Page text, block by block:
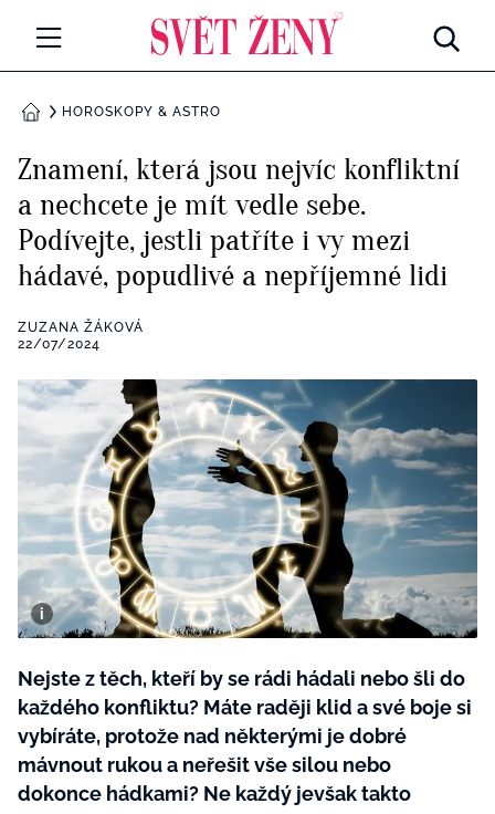
Všechny kategorie
Rozhovory
RETROHUBKY
PSYCHOLOGIE
Seberozvoj
ZDRAVÍ
Životní styl
ZÁBAVA
Všechny kategorie
Testy a kvízy
BYDLENÍ
Všechny kategorie
Tvoření
Rady a tipy
BurdaMedia
Extra
SVĚT ŽENY - 599 KČ
ROČNÍ PŘEDPLATNÉ SVĚT ŽENY +
SADA PRODUKTŮ MANA (10 ks)
DOMŮHOROSKOPY & ASTRO
Znamení, která jsou nejvíc konfliktní
a nechcete je mít vedle sebe.
Podívejte, jestli patříte i vy mezi
hádavé, popudlivé a nepříjemné lidi
ZUZANA ŽÁKOVÁ
22/07/2024
Nejste z těch, kteří by se rádi hádali nebo šli do
každého konfliktu? Máte raději klid a své boje si
vybíráte, protože nad některými je dobré
mávnout rukou a neřešit vše silou nebo
dokonce hádkami? Ne každý jevšak takto